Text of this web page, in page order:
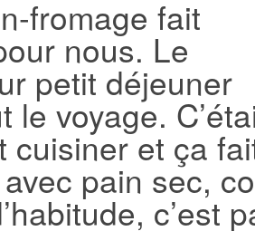
fromage fait
nous. Le
petit déjeuner
le voyage.
cuisiner et ça
pain sec,
c’est